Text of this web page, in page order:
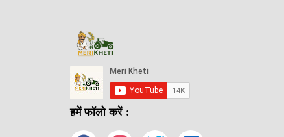
हमें फॉलो करें :